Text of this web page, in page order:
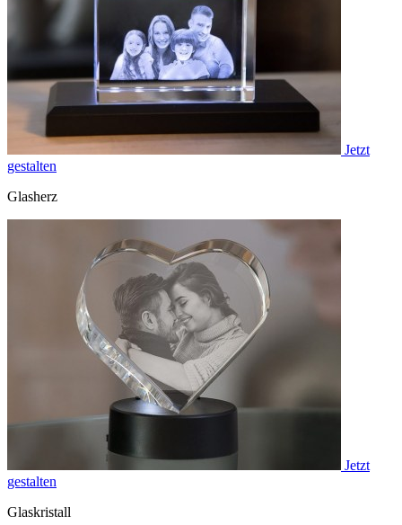
Jetzt
gestalten
Glasherz
Jetzt
gestalten
Glaskristall